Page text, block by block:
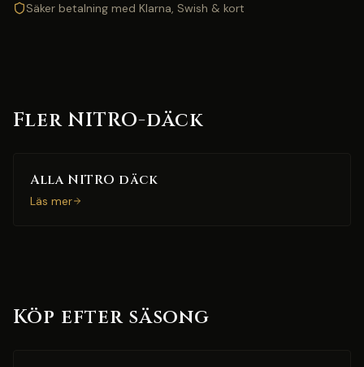
Säker betalning med Klarna, Swish & kort
Fler NITRO-däck
Alla NITRO däck
Läs mer
Köp efter säsong